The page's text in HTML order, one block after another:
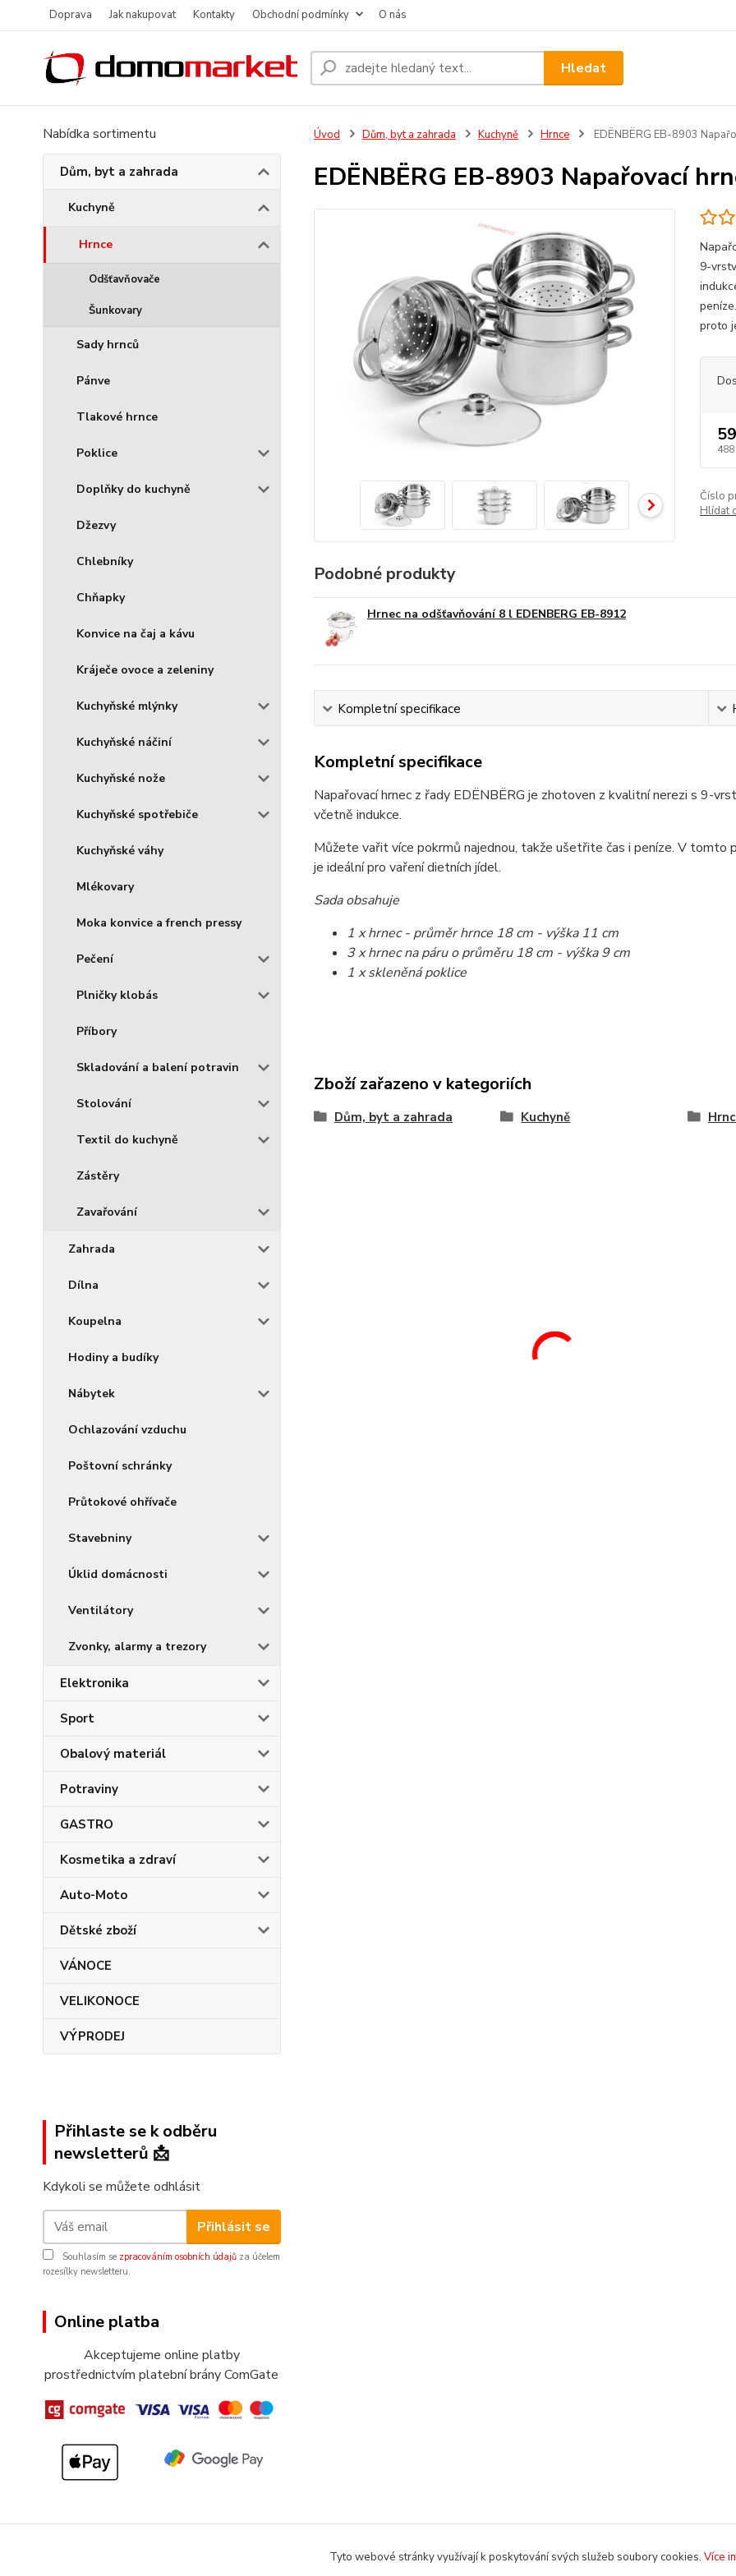
Doprava Jak nakupovat Kontakty Obchodní podmínky O nás
Hledat
Nabídka sortimentu
Dům, byt a zahrada
Kuchyně
Hrnce
Odšťavňovače
Šunkovary
Sady hrnců
Pánve
Tlakové hrnce
Poklice
Doplňky do kuchyně
Džezvy
Chlebníky
Chňapky
Konvice na čaj a kávu
Kráječe ovoce a zeleniny
Kuchyňské mlýnky
Kuchyňské náčiní
Kuchyňské nože
Kuchyňské spotřebiče
Kuchyňské váhy
Mlékovary
Moka konvice a french pressy
Pečení
Plničky klobás
Příbory
Skladování a balení potravin
Stolování
Textil do kuchyně
Zástěry
Zavařování
Zahrada
Dílna
Koupelna
Hodiny a budíky
Nábytek
Ochlazování vzduchu
Poštovní schránky
Průtokové ohřívače
Stavebniny
Úklid domácnosti
Ventilátory
Zvonky, alarmy a trezory
Elektronika
Sport
Obalový materiál
Potraviny
GASTRO
Kosmetika a zdraví
Auto-Moto
Dětské zboží
VÁNOCE
VELIKONOCE
VÝPRODEJ
Přihlaste se k odběru
newsletterů 📩
Kdykoli se můžete odhlásit
Přihlásit se
Souhlasím se zpracováním osobních údajů za účelem
rozesílky newsletteru.
Online platba
Akceptujeme online platby
prostřednictvím platební brány ComGate
Úvod Dům, byt a zahrada Kuchyně Hrnce EDËNBËRG EB-8903
EDËNBËRG EB-8903 Napařovací
9-
proto
488
Číslo
Hlídat
Podobné produkty
Hrnec na odšťavňování 8 l EDENBERG EB-8912
Kompletní specifikace
Kompletní specifikace
Napařovací hrnec z řady EDËNBËRG je zhotoven z kvalitní nerezi s 9-
včetně indukce.
Můžete vařit více pokrmů najednou, takže ušetřite čas i peníze. V tomto
je ideální pro vaření dietních jídel.
Sada obsahuje
1 x hrnec - průměr hrnce 18 cm - výška 11 cm
3 x hrnec na páru o průměru 18 cm - výška 9 cm
1 x skleněná poklice
Zboží zařazeno v kategoriích
Dům, byt a zahrada Kuchyně
Tyto webové stránky využívají k poskytování svých služeb soubory cookies. Více